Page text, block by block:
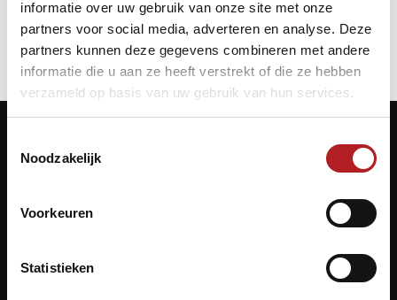
informatie over uw gebruik van onze site met onze
partners voor social media, adverteren en analyse. Deze
partners kunnen deze gegevens combineren met andere
informatie die u aan ze heeft verstrekt of die ze hebben
verzameld op basis van uw gebruik van hun services.
Noodzakelijk
Voorkeuren
Statistieken
Contactgegevens
KNBB.nl is hèt verenigingsplatform van de
Archimedesbaan 7